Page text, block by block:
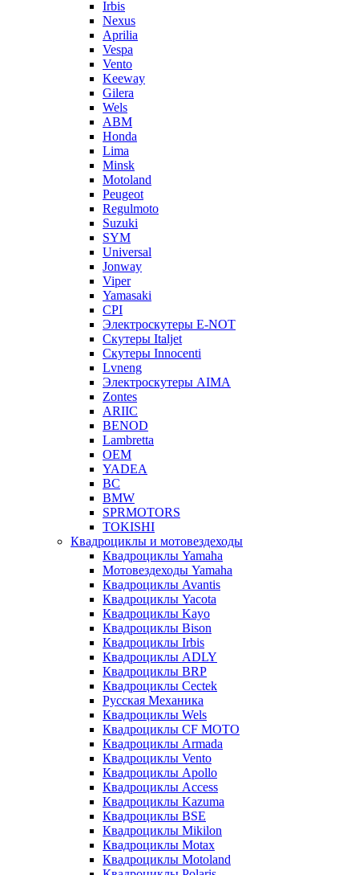
Irbis
Nexus
Aprilia
Vespa
Vento
Keeway
Gilera
Wels
ABM
Honda
Lima
Minsk
Motoland
Peugeot
Regulmoto
Suzuki
SYM
Universal
Jonway
Viper
Yamasaki
CPI
Электроскутеры E-NOT
Скутеры Italjet
Скутеры Innocenti
Lvneng
Электроскутеры AIMA
Zontes
ARIIC
BENOD
Lambretta
OEM
YADEA
BC
BMW
SPRMOTORS
TOKISHI
Квадроциклы и мотовездеходы
Квадроциклы Yamaha
Мотовездеходы Yamaha
Квадроциклы Avantis
Квадроциклы Yacota
Квадроциклы Kayo
Квадроциклы Bison
Квадроциклы Irbis
Квадроциклы ADLY
Квадроциклы BRP
Квадроциклы Cectek
Русская Механика
Квадроциклы Wels
Квадроциклы CF MOTO
Квадроциклы Armada
Квадроциклы Vento
Квадроциклы Apollo
Квадроциклы Access
Квадроциклы Kazuma
Квадроциклы BSE
Квадроциклы Mikilon
Квадроциклы Motax
Квадроциклы Motoland